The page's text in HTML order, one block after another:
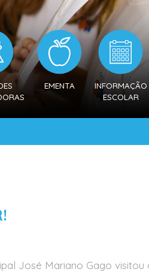
EMENTA
INFORMAÇÃO
ESCOLAR
José Mariano Gago visitou